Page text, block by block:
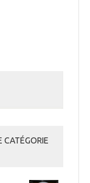
CATÉGORIE